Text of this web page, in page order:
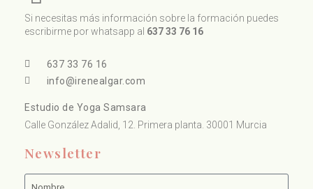
Si necesitas más información sobre la formación puedes
escribirme por whatsapp al 637 33 76 16
637 33 76 16
info@irenealgar.com
Estudio de Yoga Samsara
Calle González Adalid, 12. Primera planta. 30001 Murcia
Newsletter